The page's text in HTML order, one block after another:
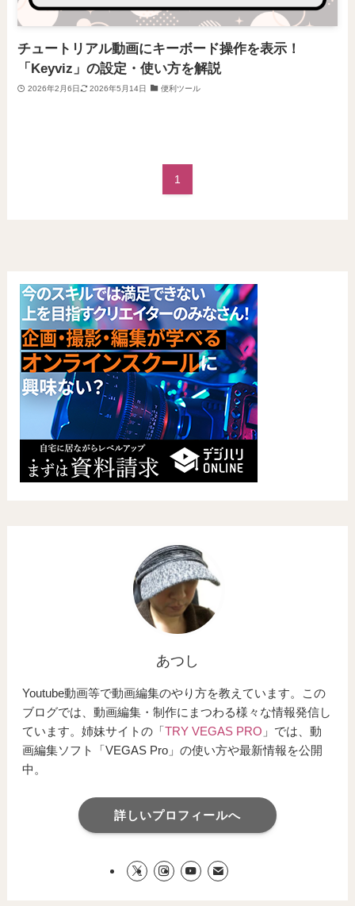
チュートリアル動画にキーボード操作を表示！
「Keyviz」の設定・使い方を解説
2026年2月6日 2026年5月14日 便利ツール
1
あつし
Youtube動画等で動画編集のやり方を教えています。この
ブログでは、動画編集・制作にまつわる様々な情報発信し
ています。姉妹サイトの「TRY VEGAS PRO 」では、動
画編集ソフト「VEGAS Pro」の使い方や最新情報を公開
中。
詳しいプロフィールへ